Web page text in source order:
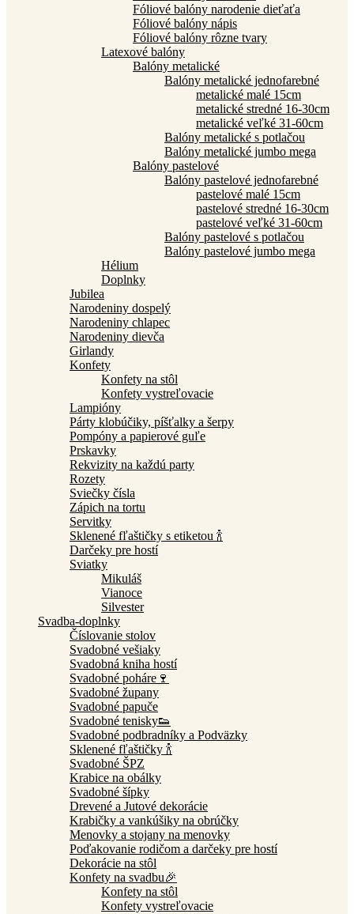
Fóliové balóny narodenie dieťaťa
Fóliové balóny nápis
Fóliové balóny rôzne tvary
Latexové balóny
Balóny metalické
Balóny metalické jednofarebné
metalické malé 15cm
metalické stredné 16-30cm
metalické veľké 31-60cm
Balóny metalické s potlačou
Balóny metalické jumbo mega
Balóny pastelové
Balóny pastelové jednofarebné
pastelové malé 15cm
pastelové stredné 16-30cm
pastelové veľké 31-60cm
Balóny pastelové s potlačou
Balóny pastelové jumbo mega
Hélium
Doplnky
Jubilea
Narodeniny dospelý
Narodeniny chlapec
Narodeniny dievča
Girlandy
Konfety
Konfety na stôl
Konfety vystreľovacie
Lampióny
Párty klobúčiky, píšťalky a šerpy
Pompóny a papierové guľe
Prskavky
Rekvizity na každú party
Rozety
Sviečky čísla
Zápich na tortu
Servitky
Sklenené fľaštičky s etiketou 🍾
Darčeky pre hostí
Sviatky
Mikuláš
Vianoce
Silvester
Svadba-doplnky
Číslovanie stolov
Svadobné vešiaky
Svadobná kniha hostí
Svadobné poháre🍷
Svadobné župany
Svadobné papuče
Svadobné tenisky👟
Svadobné podbradníky a Podväzky
Sklenené fľaštičky 🍾
Svadobné ŠPZ
Krabice na obálky
Svadobné šípky
Drevené a Jutové dekorácie
Krabičky a vankúšiky na obrúčky
Menovky a stojany na menovky
Poďakovanie rodičom a darčeky pre hostí
Dekorácie na stôl
Konfety na svadbu🎉
Konfety na stôl
Konfety vystreľovacie